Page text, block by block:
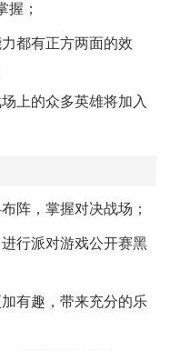
握；
都有正方两面的效
上的众多英雄将加入
阵，掌握对决战场；
行派对游戏公开赛黑
有趣，带来充分的乐